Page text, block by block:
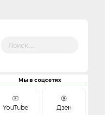
Мы в соцсетях
YouTube Дзен